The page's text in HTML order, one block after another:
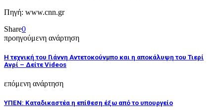
Πηγή: www.cnn.gr
Share0
προηγούμενη ανάρτηση
Η τεχνική του Γιάννη Αντετοκούνμπο και η αποκάλυψη του Τιερί
Ανρί – Δείτε Videos
επόμενη ανάρτηση
ΥΠΕΝ: Καταδικαστέα η επίθεση έξω από το υπουργείο